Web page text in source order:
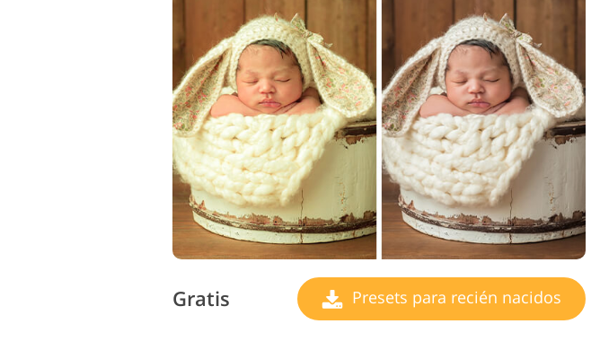
Gratis Presets para recién nacidos